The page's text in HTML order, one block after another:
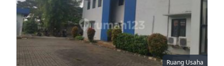
Ruang Usaha